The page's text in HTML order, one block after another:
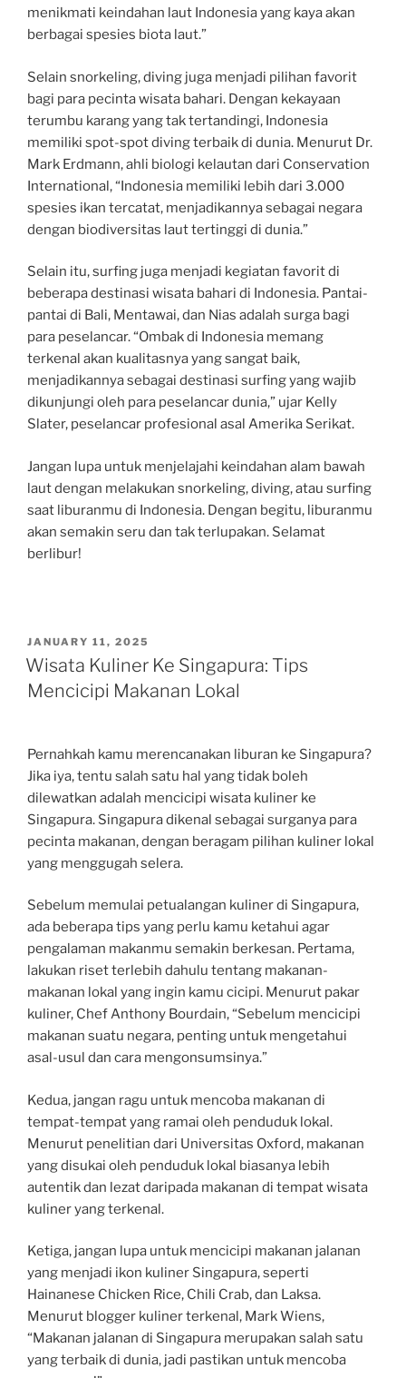
menikmati keindahan laut Indonesia yang kaya akan
berbagai spesies biota laut.”
Selain snorkeling, diving juga menjadi pilihan favorit
bagi para pecinta wisata bahari. Dengan kekayaan
terumbu karang yang tak tertandingi, Indonesia
memiliki spot-spot diving terbaik di dunia. Menurut Dr.
Mark Erdmann, ahli biologi kelautan dari Conservation
International, “Indonesia memiliki lebih dari 3.000
spesies ikan tercatat, menjadikannya sebagai negara
dengan biodiversitas laut tertinggi di dunia.”
Selain itu, surfing juga menjadi kegiatan favorit di
beberapa destinasi wisata bahari di Indonesia. Pantai-
pantai di Bali, Mentawai, dan Nias adalah surga bagi
para peselancar. “Ombak di Indonesia memang
terkenal akan kualitasnya yang sangat baik,
menjadikannya sebagai destinasi surfing yang wajib
dikunjungi oleh para peselancar dunia,” ujar Kelly
Slater, peselancar profesional asal Amerika Serikat.
Jangan lupa untuk menjelajahi keindahan alam bawah
laut dengan melakukan snorkeling, diving, atau surfing
saat liburanmu di Indonesia. Dengan begitu, liburanmu
akan semakin seru dan tak terlupakan. Selamat
berlibur!
POSTED
ON
JANUARY 11, 2025
Wisata Kuliner Ke Singapura: Tips
Mencicipi Makanan Lokal
Pernahkah kamu merencanakan liburan ke Singapura?
Jika iya, tentu salah satu hal yang tidak boleh
dilewatkan adalah mencicipi wisata kuliner ke
Singapura. Singapura dikenal sebagai surganya para
pecinta makanan, dengan beragam pilihan kuliner lokal
yang menggugah selera.
Sebelum memulai petualangan kuliner di Singapura,
ada beberapa tips yang perlu kamu ketahui agar
pengalaman makanmu semakin berkesan. Pertama,
lakukan riset terlebih dahulu tentang makanan-
makanan lokal yang ingin kamu cicipi. Menurut pakar
kuliner, Chef Anthony Bourdain, “Sebelum mencicipi
makanan suatu negara, penting untuk mengetahui
asal-usul dan cara mengonsumsinya.”
Kedua, jangan ragu untuk mencoba makanan di
tempat-tempat yang ramai oleh penduduk lokal.
Menurut penelitian dari Universitas Oxford, makanan
yang disukai oleh penduduk lokal biasanya lebih
autentik dan lezat daripada makanan di tempat wisata
kuliner yang terkenal.
Ketiga, jangan lupa untuk mencicipi makanan jalanan
yang menjadi ikon kuliner Singapura, seperti
Hainanese Chicken Rice, Chili Crab, dan Laksa.
Menurut blogger kuliner terkenal, Mark Wiens,
“Makanan jalanan di Singapura merupakan salah satu
yang terbaik di dunia, jadi pastikan untuk mencoba